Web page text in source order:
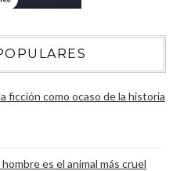
ficción como ocaso de la historia
es el animal más cruel